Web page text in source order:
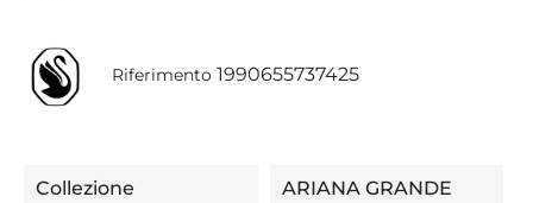
Riferimento 1990655737425
Collezione ARIANA GRANDE